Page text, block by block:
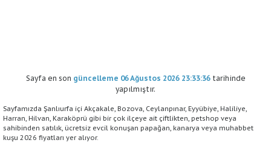
Sayfa en son güncelleme 06 Ağustos 2026 23:33:36tarihinde
yapılmıştır.
Sayfamızda Şanlıurfa içi Akçakale, Bozova, Ceylanpınar, Eyyübiye, Haliliye,
Harran, Hilvan, Karaköprü gibi bir çok ilçeye ait çiftlikten, petshop veya
sahibinden satılık, ücretsiz evcil konuşan papağan, kanarya veya muhabbet
kuşu 2026 fiyatları yer alıyor.